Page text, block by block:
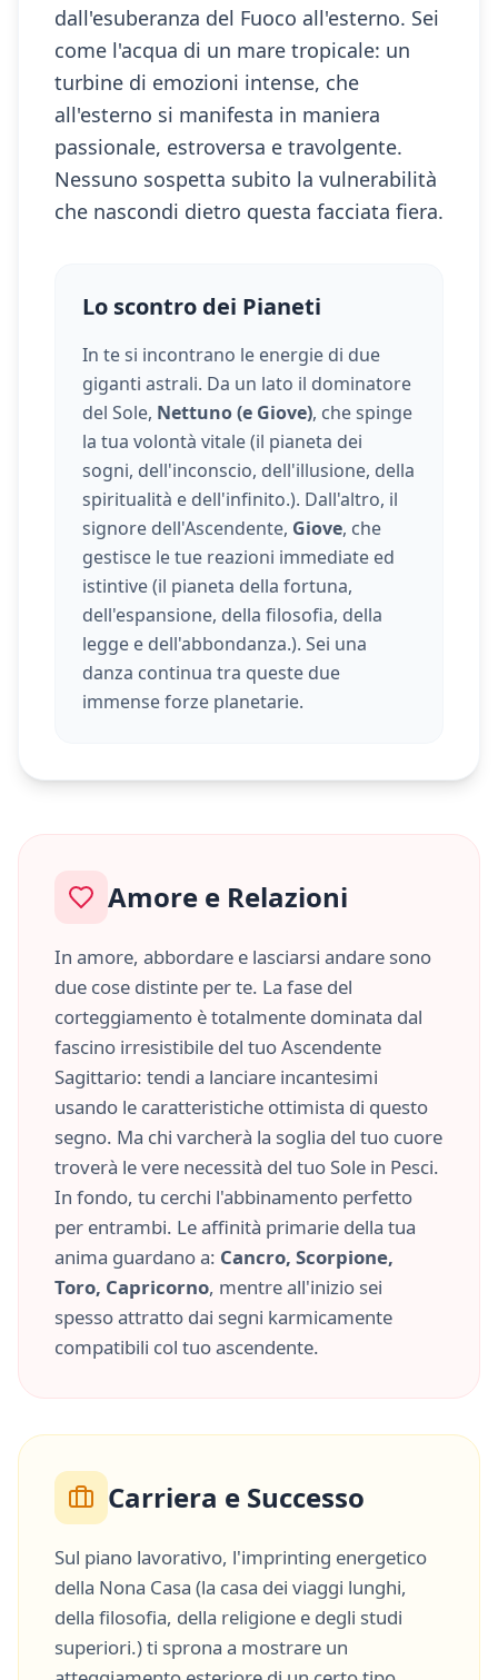
dall'esuberanza del Fuoco all'esterno. Sei
come l'acqua di un mare tropicale: un
turbine di emozioni intense, che
all'esterno si manifesta in maniera
passionale, estroversa e travolgente.
Nessuno sospetta subito la vulnerabilità
che nascondi dietro questa facciata fiera.
Lo scontro dei Pianeti
In te si incontrano le energie di due
giganti astrali. Da un lato il dominatore
del Sole, Nettuno (e Giove), che spinge
la tua volontà vitale (il pianeta dei
sogni, dell'inconscio, dell'illusione, della
spiritualità e dell'infinito.). Dall'altro, il
signore dell'Ascendente, Giove, che
gestisce le tue reazioni immediate ed
istintive (il pianeta della fortuna,
dell'espansione, della filosofia, della
legge e dell'abbondanza.). Sei una
danza continua tra queste due
immense forze planetarie.
Amore e Relazioni
In amore, abbordare e lasciarsi andare sono
due cose distinte per te. La fase del
corteggiamento è totalmente dominata dal
fascino irresistibile del tuo Ascendente
Sagittario: tendi a lanciare incantesimi
usando le caratteristiche ottimista di questo
segno. Ma chi varcherà la soglia del tuo cuore
troverà le vere necessità del tuo Sole in Pesci.
In fondo, tu cerchi l'abbinamento perfetto
per entrambi. Le affinità primarie della tua
anima guardano a: Cancro, Scorpione,
Toro, Capricorno, mentre all'inizio sei
spesso attratto dai segni karmicamente
compatibili col tuo ascendente.
Carriera e Successo
Sul piano lavorativo, l'imprinting energetico
della Nona Casa (la casa dei viaggi lunghi,
della filosofia, della religione e degli studi
superiori.) ti sprona a mostrare un